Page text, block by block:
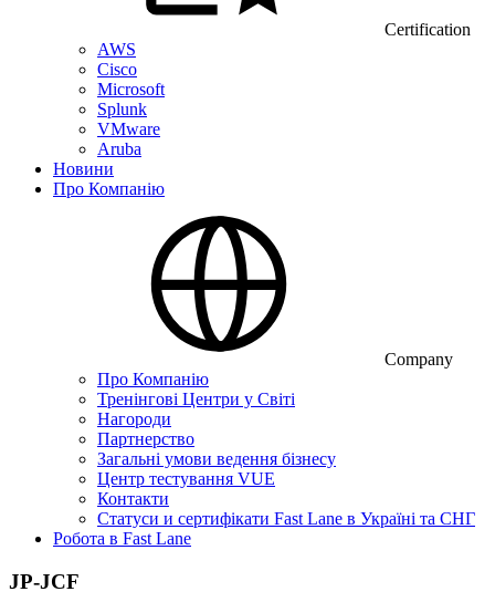
Certification
AWS
Cisco
Microsoft
Splunk
VMware
Aruba
Новини
Про Компанію
Company
Про Компанію
Тренінгові Центри у Світі
Нагороди
Партнерство
Загальні умови ведення бізнесу
Центр тестування VUE
Контакти
Статуси и сертифікати Fast Lane в Україні та СНГ
Робота в Fast Lane
JP-JCF